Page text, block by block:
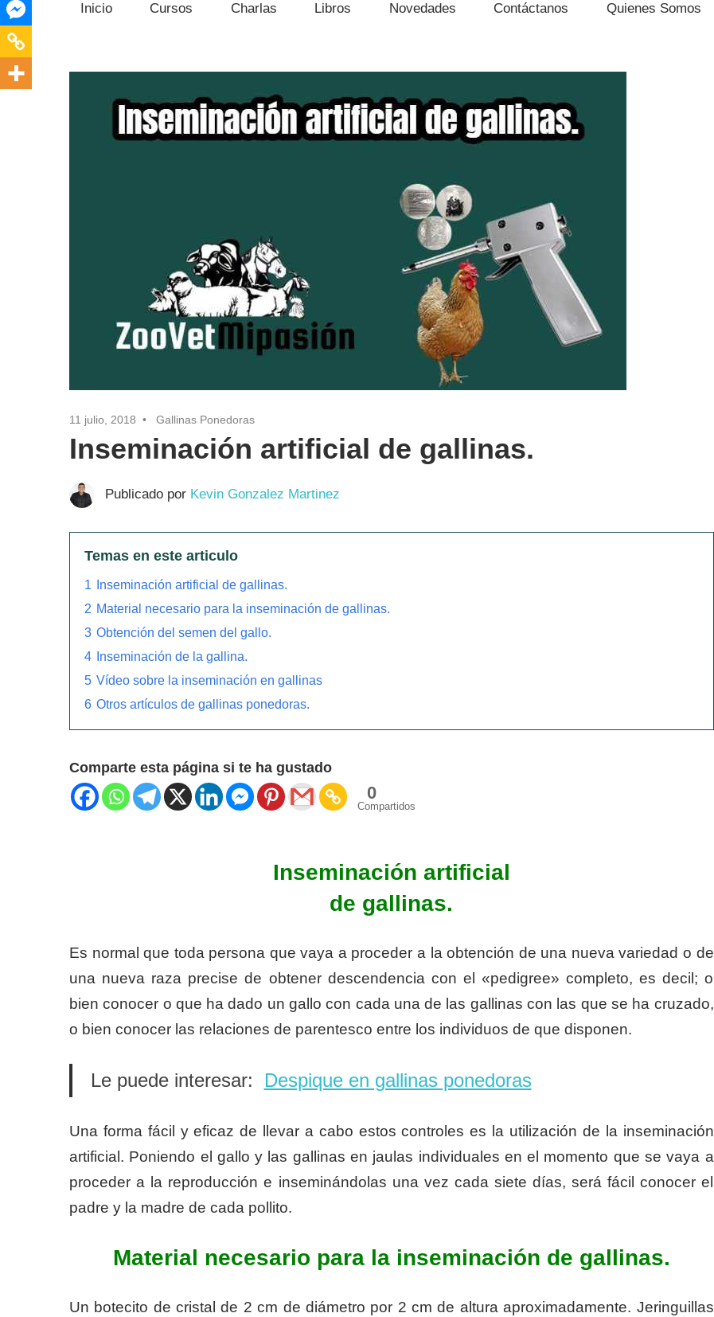
Inicio Cursos Charlas Libros Novedades Contáctanos Quienes Somos
11 julio, 2018 Gallinas Ponedoras
Inseminación artificial de gallinas.
Publicado por Kevin Gonzalez Martinez
Temas en este articulo
1 Inseminación artificial de gallinas.
2 Material necesario para la inseminación de gallinas.
3 Obtención del semen del gallo.
4 Inseminación de la gallina.
5 Vídeo sobre la inseminación en gallinas
6 Otros artículos de gallinas ponedoras.
Comparte esta página si te ha gustado
0
Compartidos
Inseminación artificial
de gallinas.
Es normal que toda persona que vaya a proceder a la obtención de una nueva variedad o de
una nueva raza precise de obtener descendencia con el «pedigree» completo, es decil; o
bien cono­cer o que ha dado un gallo con cada una de las gallinas con las que se ha cruzado,
o bien conocer las relaciones de parentesco entre los individuos de que disponen.
Le puede interesar: Despique en gallinas ponedoras
Una forma fácil y eficaz de llevar a cabo estos controles es la utilización de la inseminación
artificial. Poniendo el gallo y las gallinas en jaulas indivi­duales en el momento que se vaya a
proceder a la reproducción e inse­minándolas una vez cada siete días, será fácil conocer el
padre y la madre de cada pollito.
Material necesario para la inseminación de gallinas.
Un botecito de cristal de 2 cm de diámetro por 2 cm de altura aproximadamente. Jeringuillas